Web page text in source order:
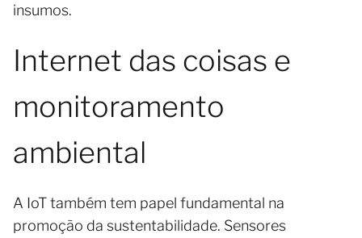
insumos.
Internet das coisas e
monitoramento
ambiental
A IoT também tem papel fundamental na
promoção da sustentabilidade. Sensores